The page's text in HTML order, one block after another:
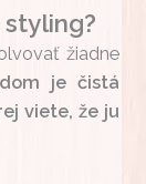
žiadne
je čistá
viete, že ju